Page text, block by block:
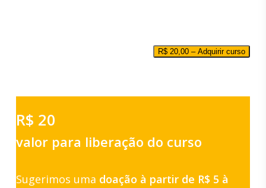
R$ 20,00 – Adquirir curso
R$ 20
valor para liberação do curso
Sugerimos uma doação à partir de R$ 5 à